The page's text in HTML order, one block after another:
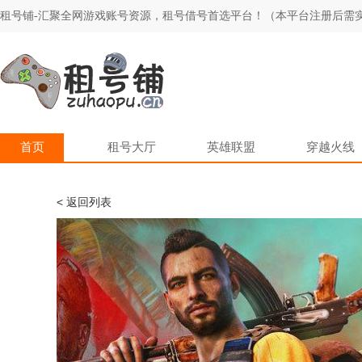
租号铺-汇聚全网游戏账号资源，租号借号首选平台！（本平台注册后需
首页 租号大厅 英雄联盟 穿越火线
< 返回列表